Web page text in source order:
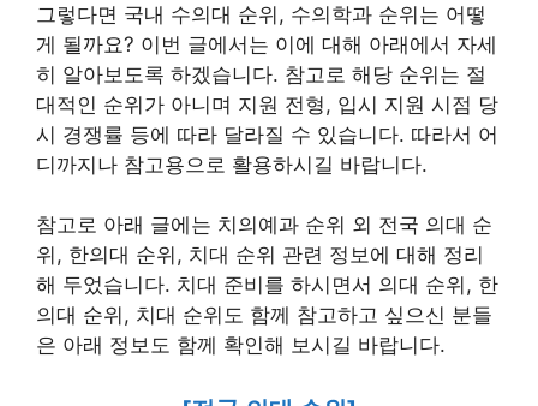
그렇다면 국내 수의대 순위, 수의학과 순위는 어떻
게 될까요? 이번 글에서는 이에 대해 아래에서 자세
히 알아보도록 하겠습니다. 참고로 해당 순위는 절
대적인 순위가 아니며 지원 전형, 입시 지원 시점 당
시 경쟁률 등에 따라 달라질 수 있습니다. 따라서 어
디까지나 참고용으로 활용하시길 바랍니다.
참고로 아래 글에는 치의예과 순위 외 전국 의대 순
위, 한의대 순위, 치대 순위 관련 정보에 대해 정리
해 두었습니다. 치대 준비를 하시면서 의대 순위, 한
의대 순위, 치대 순위도 함께 참고하고 싶으신 분들
은 아래 정보도 함께 확인해 보시길 바랍니다.